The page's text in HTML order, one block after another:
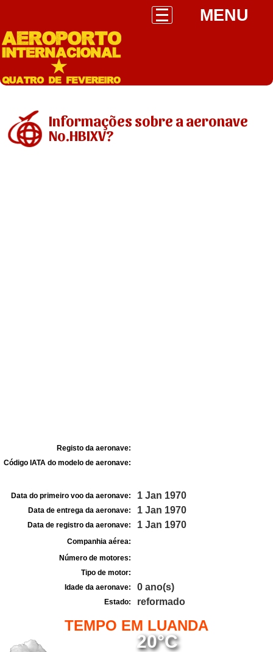
MENU
Informações sobre a aeronave
No.HBIXV?
Registo da aeronave:
Código IATA do modelo de aeronave:
Data do primeiro voo da aeronave: 1 Jan 1970
Data de entrega da aeronave: 1 Jan 1970
Data de registro da aeronave: 1 Jan 1970
Companhia aérea:
Número de motores:
Tipo de motor:
Idade da aeronave:
0 ano(s)
Estado: reformado
TEMPO EM LUANDA
20°C